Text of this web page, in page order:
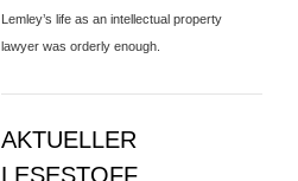
Lemley’s life as an intellectual property
lawyer was orderly enough.
AKTUELLER
LESESTOFF